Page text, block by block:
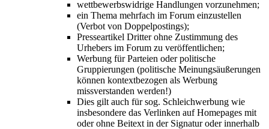
wettbewerbswidrige Handlungen vorzunehmen;
ein Thema mehrfach im Forum einzustellen
(Verbot von Doppelpostings);
Presseartikel Dritter ohne Zustimmung des
Urhebers im Forum zu veröffentlichen;
Werbung für Parteien oder politische
Gruppierungen (politische Meinungsäußerungen
können kontextbezogen als Werbung
missverstanden werden!)
Dies gilt auch für sog. Schleichwerbung wie
insbesondere das Verlinken auf Homepages mit
oder ohne Beitext in der Signatur oder innerhalb